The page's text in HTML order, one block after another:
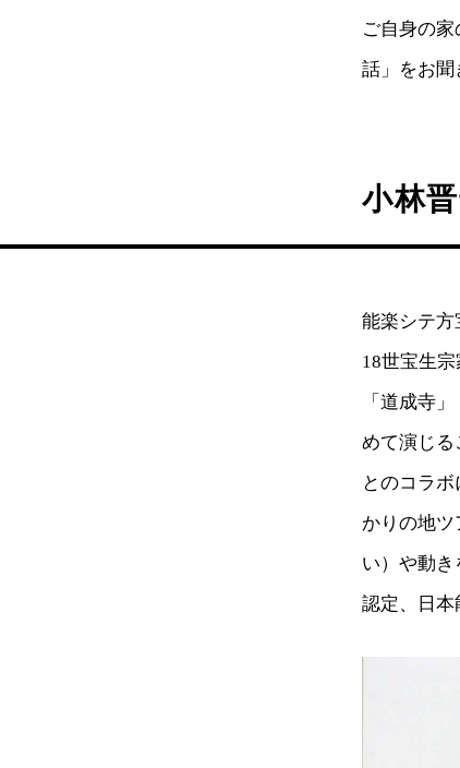
ご自身の
話」をお聞
小林
能楽シテ方
18世宝生
「道成寺
めて演じる
とのコラ
かりの地
い）や動
認定、日本